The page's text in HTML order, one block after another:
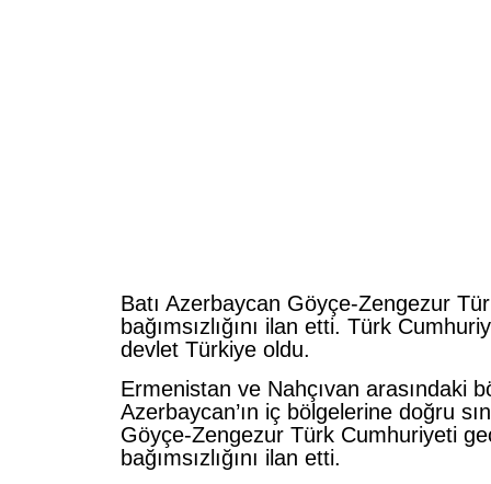
Batı Azerbaycan Göyçe-Zengezur
bağımsızlığını ilan etti. Türk
devlet Türkiye oldu.
Ermenistan ve Nahçıvan arasındaki
Azerbaycan’ın iç bölgelerine doğru
Göyçe-Zengezur Türk Cumhuriyeti
bağımsızlığını ilan etti.